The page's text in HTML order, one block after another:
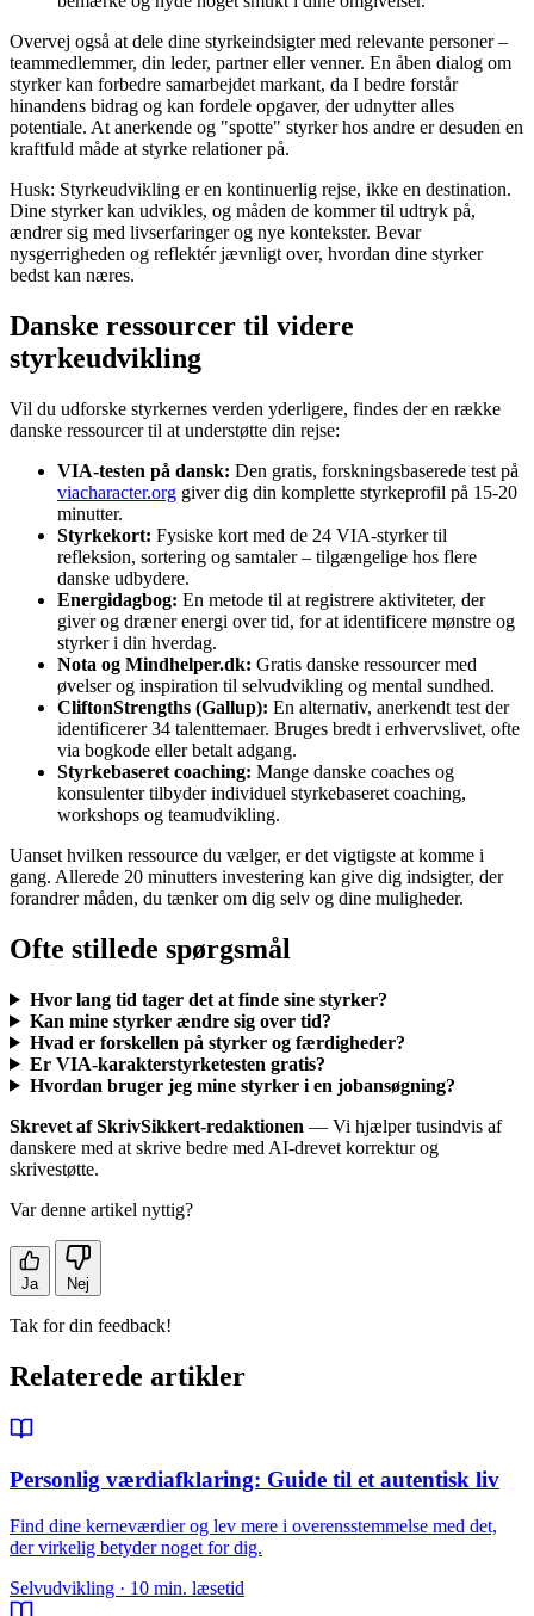
Overvej også at dele dine styrkeindsigter med relevante personer –
teammedlemmer, din leder, partner eller venner. En åben dialog om
styrker kan forbedre samarbejdet markant, da I bedre forstår
hinandens bidrag og kan fordele opgaver, der udnytter alles
potentiale. At anerkende og "spotte" styrker hos andre er desuden en
kraftfuld måde at styrke relationer på.
Husk: Styrkeudvikling er en kontinuerlig rejse, ikke en destination.
Dine styrker kan udvikles, og måden de kommer til udtryk på,
ændrer sig med livserfaringer og nye kontekster. Bevar
nysgerrigheden og reflektér jævnligt over, hvordan dine styrker
bedst kan næres.
Danske ressourcer til videre
styrkeudvikling
Vil du udforske styrkernes verden yderligere, findes der en række
danske ressourcer til at understøtte din rejse:
VIA-testen på dansk: Den gratis, forskningsbaserede test på
viacharacter.org giver dig din komplette styrkeprofil på 15-20
minutter.
Styrkekort: Fysiske kort med de 24 VIA-styrker til
refleksion, sortering og samtaler – tilgængelige hos flere
danske udbydere.
Energidagbog: En metode til at registrere aktiviteter, der
giver og dræner energi over tid, for at identificere mønstre og
styrker i din hverdag.
Nota og Mindhelper.dk: Gratis danske ressourcer med
øvelser og inspiration til selvudvikling og mental sundhed.
CliftonStrengths (Gallup): En alternativ, anerkendt test der
identificerer 34 talenttemaer. Bruges bredt i erhvervslivet, ofte
via bogkode eller betalt adgang.
Styrkebaseret coaching: Mange danske coaches og
konsulenter tilbyder individuel styrkebaseret coaching,
workshops og teamudvikling.
Uanset hvilken ressource du vælger, er det vigtigste at komme i
gang. Allerede 20 minutters investering kan give dig indsigter, der
forandrer måden, du tænker om dig selv og dine muligheder.
Ofte stillede spørgsmål
Hvor lang tid tager det at finde sine styrker?
Kan mine styrker ændre sig over tid?
Hvad er forskellen på styrker og færdigheder?
Er VIA-karakterstyrketesten gratis?
Hvordan bruger jeg mine styrker i en jobansøgning?
Skrevet af SkrivSikkert-redaktionen — Vi hjælper tusindvis af
danskere med at skrive bedre med AI-drevet korrektur og
skrivestøtte.
Var denne artikel nyttig?
Ja Nej
Tak for din feedback!
Relaterede artikler
Personlig værdiafklaring: Guide til et autentisk liv
Find dine kerneværdier og lev mere i overensstemmelse med det,
der virkelig betyder noget for dig.
Selvudvikling · 10 min. læsetid